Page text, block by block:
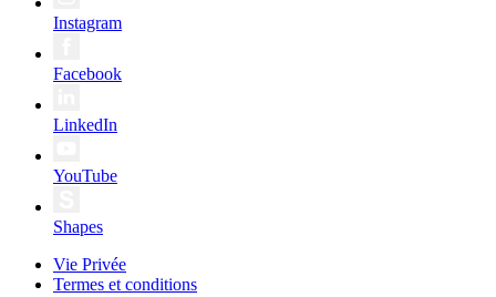
Instagram
Facebook
LinkedIn
YouTube
Shapes
Vie Privée
Termes et conditions